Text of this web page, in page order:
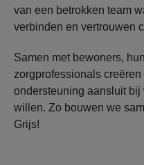
van een betrokken team
verbinden en vertrouwen
Samen met bewoners,
zorgprofessionals
ondersteuning aansluit
willen. Zo bouwen we
Grijs!